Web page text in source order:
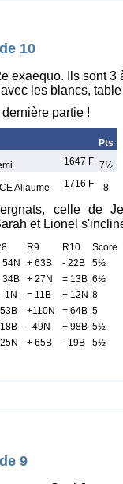
10
exaequo. Ils sont 3
les blancs, table
partie !
Pts
1647 F 7½
Aliaume 1716 F 8
celle de
et Lionel
R9 R10
Score
54N + 63B - 22B
5½
34B + 27N = 13B 6½
1N = 11B + 12N 8
+110N = 64B 5
- 49N + 98B 5½
+ 65B - 19B 5½
9